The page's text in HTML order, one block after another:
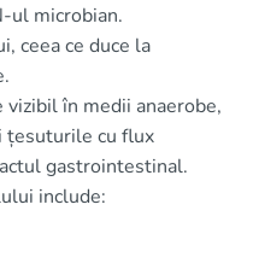
ul microbian.
ceea ce duce la
în medii anaerobe,
țesuturile cu flux
gastrointestinal.
include: